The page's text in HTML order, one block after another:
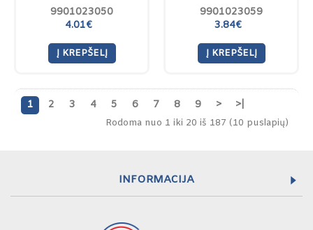
9901023050
4.01€
Į KREPŠELĮ
9901023059
3.84€
Į KREPŠELĮ
1 2 3 4 5 6 7 8 9 > >|
Rodoma nuo 1 iki 20 iš 187 (10 puslapių)
INFORMACIJA